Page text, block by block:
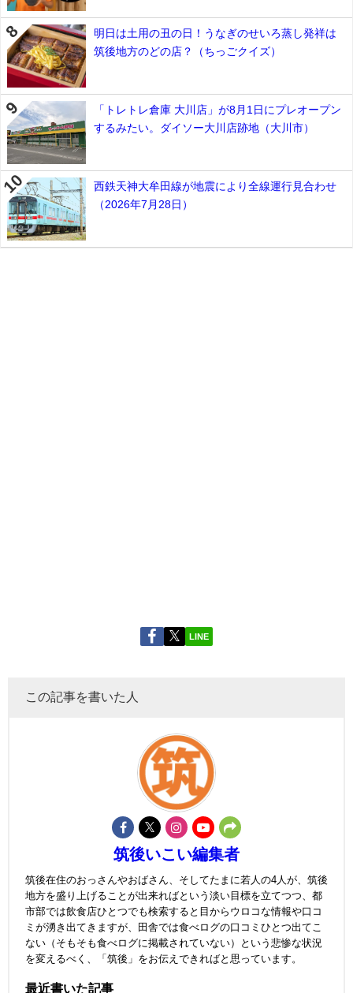
明日は土用の丑の日！うなぎのせいろ蒸し発祥は
筑後地方のどの店？（ちっごクイズ）
「トレトレ倉庫 大川店」が8月1日にプレオープン
するみたい。ダイソー大川店跡地（大川市）
西鉄天神大牟田線が地震により全線運行見合わせ
（2026年7月28日）
LINE
この記事を書いた人
筑後いこい編集者
筑後在住のおっさんやおばさん、そしてたまに若人の4人が、筑後
地方を盛り上げることが出来ればという淡い目標を立てつつ、都
市部では飲食店ひとつでも検索すると目からウロコな情報や口コ
ミが湧き出てきますが、田舎では食べログの口コミひとつ出てこ
ない（そもそも食べログに掲載されていない）という悲惨な状況
を変えるべく、「筑後」をお伝えできればと思っています。
最近書いた記事